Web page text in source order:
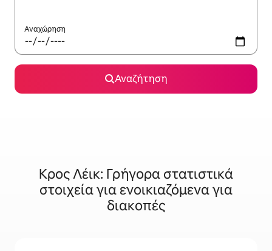
Αναχώρηση
Αναζήτηση
Κρος Λέικ: Γρήγορα στατιστικά
στοιχεία για ενοικιαζόμενα για
διακοπές